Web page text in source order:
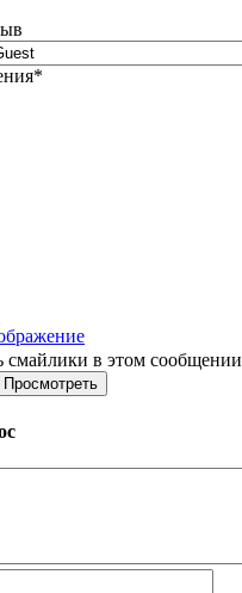
*
смайлики в этом сообщении